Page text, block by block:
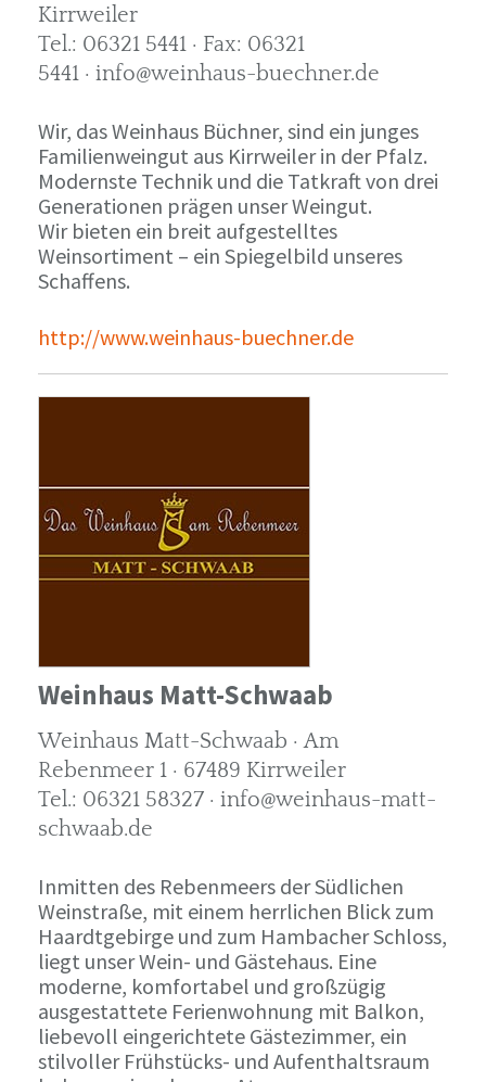
Kirrweiler
Tel.: 06321 5441 · Fax: 06321
5441 · info@weinhaus-buechner.de
Wir, das Weinhaus Büchner, sind ein junges
Familienweingut aus Kirrweiler in der Pfalz.
Modernste Technik und die Tatkraft von drei
Generationen prägen unser Weingut.
Wir bieten ein breit aufgestelltes
Weinsortiment – ein Spiegelbild unseres
Schaffens.
http://www.weinhaus-buechner.de
Weinhaus Matt-Schwaab
Weinhaus Matt-Schwaab · Am
Rebenmeer 1 · 67489 Kirrweiler
Tel.: 06321 58327 · info@weinhaus-matt-
schwaab.de
Inmitten des Rebenmeers der Südlichen
Weinstraße, mit einem herrlichen Blick zum
Haardtgebirge und zum Hambacher Schloss,
liegt unser Wein- und Gästehaus. Eine
moderne, komfortabel und großzügig
ausgestattete Ferienwohnung mit Balkon,
liebevoll eingerichtete Gästezimmer, ein
stilvoller Frühstücks- und Aufenthaltsraum